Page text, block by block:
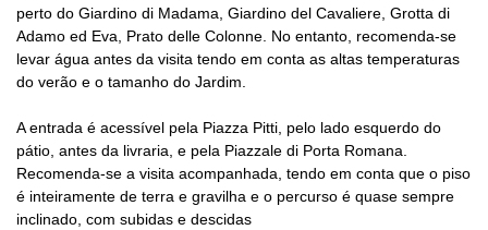
perto do Giardino di Madama, Giardino del Cavaliere, Grotta di
Adamo ed Eva, Prato delle Colonne. No entanto, recomenda-se
levar água antes da visita tendo em conta as altas temperaturas
do verão e o tamanho do Jardim.
A entrada é acessível pela Piazza Pitti, pelo lado esquerdo do
pátio, antes da livraria, e pela Piazzale di Porta Romana.
Recomenda-se a visita acompanhada, tendo em conta que o piso
é inteiramente de terra e gravilha e o percurso é quase sempre
inclinado, com subidas e descidas